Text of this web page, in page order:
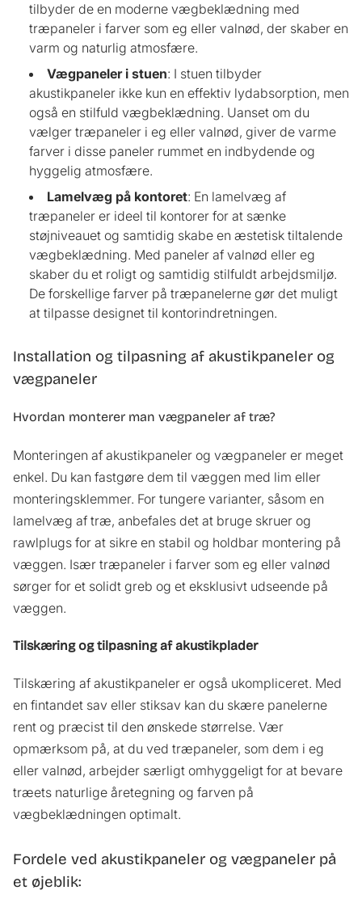
tilbyder de en moderne vægbeklædning med
træpaneler i farver som eg eller valnød, der skaber en
varm og naturlig atmosfære.
Vægpaneleri stuen: I stuen tilbyder
akustikpaneler ikke kun en effektiv lydabsorption, men
også en stilfuld vægbeklædning. Uanset om du
vælger træpaneler i eg eller valnød, giver de varme
farver i disse paneler rummet en indbydende og
hyggelig atmosfære.
Lamelvæg på kontoret: En lamelvæg af
træpaneler er ideel til kontorer for at sænke
støjniveauet og samtidig skabe en æstetisk tiltalende
vægbeklædning. Med paneler af valnød eller eg
skaber du et roligt og samtidig stilfuldt arbejdsmiljø.
De forskellige farver på træpanelerne gør det muligt
at tilpasse designet til kontorindretningen.
Installation og tilpasning af akustikpaneler og
vægpaneler
Hvordan monterer man vægpaneler af træ?
Monteringen af akustikpaneler og vægpaneler er meget
enkel. Du kan fastgøre dem til væggen med lim eller
monteringsklemmer. For tungere varianter, såsom en
lamelvæg af træ, anbefales det at bruge skruer og
rawlplugs for at sikre en stabil og holdbar montering på
væggen. Især træpaneler i farver som eg eller valnød
sørger for et solidt greb og et eksklusivt udseende på
væggen.
Tilskæring og tilpasning af akustikplader
Tilskæring af akustikpaneler er også ukompliceret. Med
en fintandet sav eller stiksav kan du skære panelerne
rent og præcist til den ønskede størrelse. Vær
opmærksom på, at du ved træpaneler, som dem i eg
eller valnød, arbejder særligt omhyggeligt for at bevare
træets naturlige åretegning og farven på
vægbeklædningen optimalt.
Fordele ved akustikpaneler og vægpaneler på
et øjeblik: